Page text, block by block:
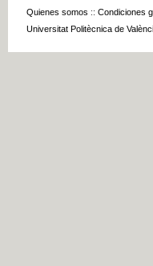
Quienes somos :: Condiciones
Universitat Politècnica de